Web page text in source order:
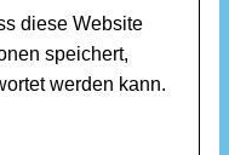
diese Website
speichert,
werden kann.